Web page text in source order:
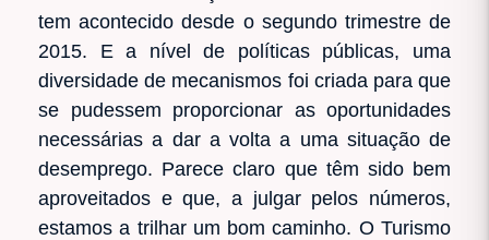
tem acontecido desde o segundo trimestre de
2015. E a nível de políticas públicas, uma
diversidade de mecanismos foi criada para que
se pudessem proporcionar as oportunidades
necessárias a dar a volta a uma situação de
desemprego. Parece claro que têm sido bem
aproveitados e que, a julgar pelos números,
estamos a trilhar um bom caminho. O Turismo